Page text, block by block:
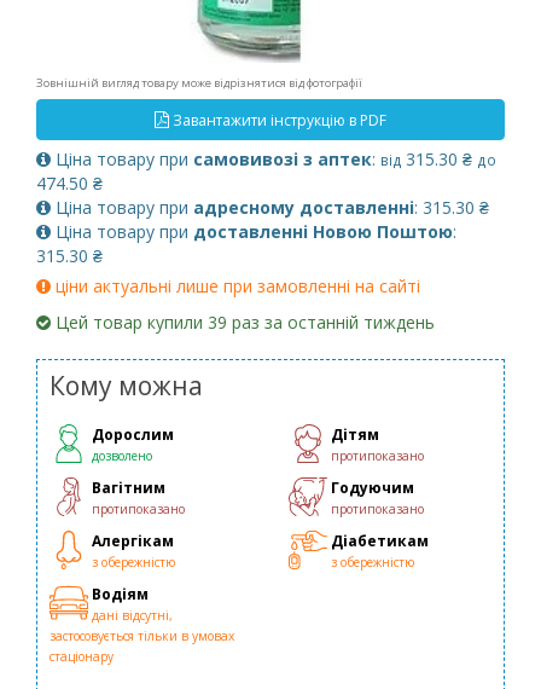
Зовнішній вигляд товару може відрізнятися від фотографії
Завантажити інструкцію в PDF
Ціна товару при самовивозі з аптек: від 315.30 ₴ до
474.50 ₴
Ціна товару при адресному доставленні: 315.30 ₴
Ціна товару при доставленні Новою Поштою:
315.30 ₴
ціни актуальні лише при замовленні на сайті
Цей товар купили 39 раз за останній тиждень
Кому можна
Дорослим
дозволено
Дітям
протипоказано
Вагітним
протипоказано
Годуючим
протипоказано
Алергікам
з обережністю
Діабетикам
з обережністю
Водіям
дані відсутні,
застосовується тільки в умовах
стаціонару